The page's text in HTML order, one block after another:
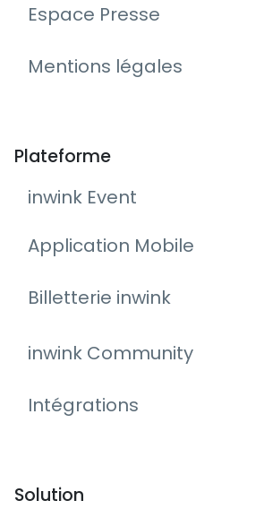
Espace Presse
Mentions légales
Plateforme
inwink Event
Application Mobile
Billetterie inwink
inwink Community
Intégrations
Solution